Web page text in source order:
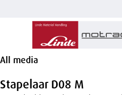
Overslaan
en naar
de
gaan
All media
Stapelaar D08 M